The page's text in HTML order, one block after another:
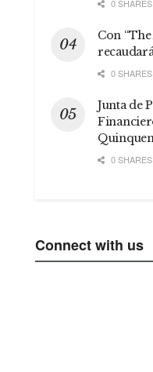
0 SHARES
Con
0 SHARES
Junta de
0 SHARES
Connect with us